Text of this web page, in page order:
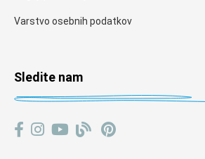
Varstvo osebnih podatkov
Sledite nam